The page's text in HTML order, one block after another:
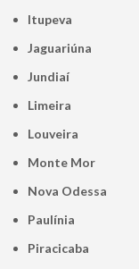
Itupeva
Jaguariúna
Jundiaí
Limeira
Louveira
Monte Mor
Nova Odessa
Paulínia
Piracicaba